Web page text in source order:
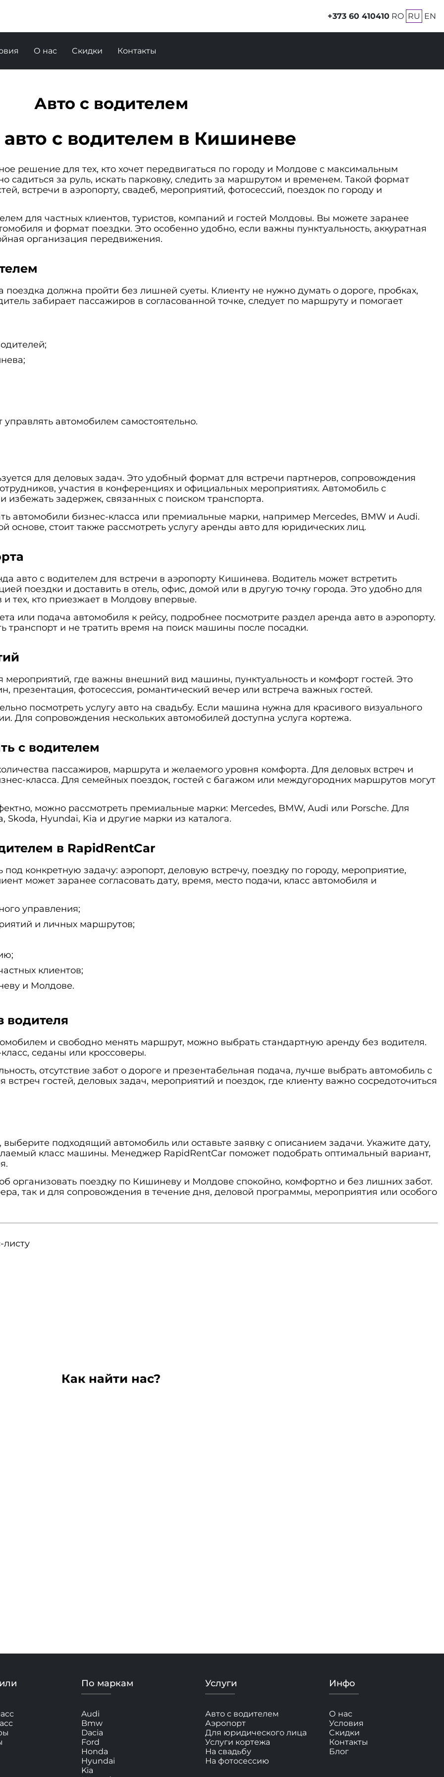
+373 60 410410 RO RU EN
О нас Cкидки Контакты
Авто с водителем
авто с водителем в Кишиневе
решение для тех, кто хочет передвигаться по городу и Молдове с максимальным
садиться за руль, искать парковку, следить за маршрутом и временем. Такой формат
встречи в аэропорту, свадеб, мероприятий, фотосессий, поездок по городу и
для частных клиентов, туристов, компаний и гостей Молдовы. Вы можете заранее
и формат поездки. Это особенно удобно, если важны пунктуальность, аккуратная
организация передвижения.
должна пройти без лишней суеты. Клиенту не нужно думать о дороге, пробках,
забирает пассажиров в согласованной точке, следует по маршруту и помогает
автомобилем самостоятельно.
для деловых задач. Это удобный формат для встречи партнеров, сопровождения
участия в конференциях и официальных мероприятиях. Автомобиль с
избежать задержек, связанных с поиском транспорта.
автомобили бизнес-класса или премиальные марки, например Mercedes, BMW и Audi.
стоит также рассмотреть услугу аренды авто для юридических лиц.
авто с водителем для встречи в аэропорту Кишинева. Водитель может встретить
поездки и доставить в отель, офис, домой или в другую точку города. Это удобно для
и тех, кто приезжает в Молдову впервые.
или подача автомобиля к рейсу, подробнее посмотрите раздел аренда авто в аэропорту.
транспорт и не тратить время на поиск машины после посадки.
мероприятий, где важны внешний вид машины, пунктуальность и комфорт гостей. Это
презентация, фотосессия, романтический вечер или встреча важных гостей.
посмотреть услугу авто на свадьбу. Если машина нужна для красивого визуального
. Для сопровождения нескольких автомобилей доступна услуга кортежа.
с водителем
пассажиров, маршрута и желаемого уровня комфорта. Для деловых встреч и
класса. Для семейных поездок, гостей с багажом или междугородних маршрутов могут
можно рассмотреть премиальные марки: Mercedes, BMW, Audi или Porsche. Для
, Skoda, Hyundai, Kia и другие марки из каталога.
в RapidRentCar
конкретную задачу: аэропорт, деловую встречу, поездку по городу, мероприятие,
может заранее согласовать дату, время, место подачи, класс автомобиля и
управления;
и личных маршрутов;
клиентов;
и Молдове.
водителя
и свободно менять маршрут, можно выбрать стандартную аренду без водителя.
, седаны или кроссоверы.
отсутствие забот о дороге и презентабельная подача, лучше выбрать автомобиль с
гостей, деловых задач, мероприятий и поездок, где клиенту важно сосредоточиться
подходящий автомобиль или оставьте заявку с описанием задачи. Укажите дату,
класс машины. Менеджер RapidRentCar поможет подобрать оптимальный вариант,
организовать поездку по Кишиневу и Молдове спокойно, комфортно и без лишних забот.
так и для сопровождения в течение дня, деловой программы, мероприятия или особого
Как найти нас?
По маркам
Audi
Bmw
Dacia
Ford
Honda
Hyundai
Kia
Услуги
Авто с водителем
Аэропорт
Для юридического лица
Услуги кортежа
На свадьбу
На фотосессию
Инфо
О нас
Условия
Cкидки
Контакты
Блог